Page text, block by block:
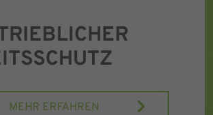
MEHR ERFAHREN